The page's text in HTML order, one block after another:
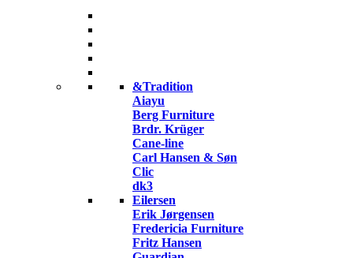
&Tradition
Aiayu
Berg Furniture
Brdr. Krüger
Cane-line
Carl Hansen & Søn
Clic
dk3
Eilersen
Erik Jørgensen
Fredericia Furniture
Fritz Hansen